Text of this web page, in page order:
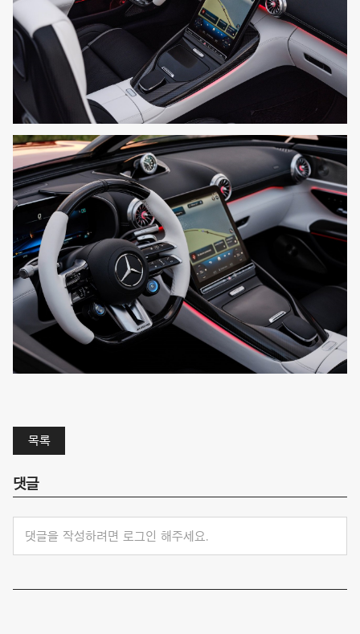
목록
댓글
댓글을 작성하려면 로그인 해주세요.